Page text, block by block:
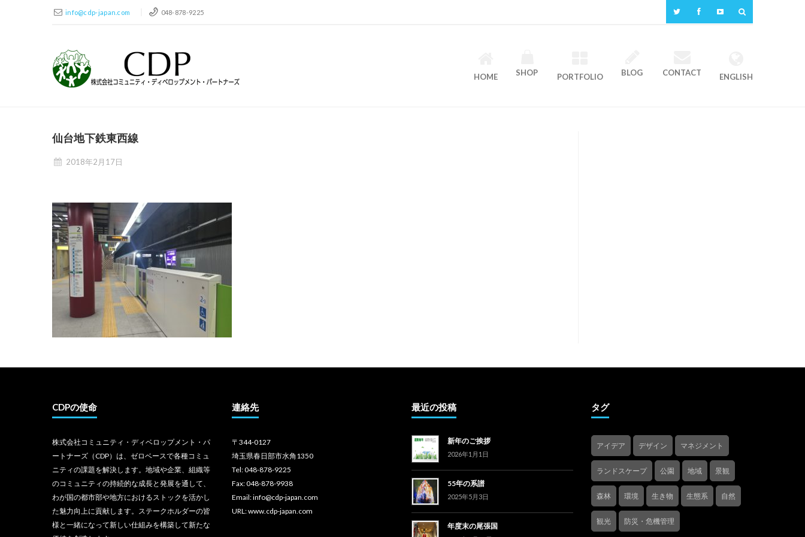
info@cdp-japan.com 048-878-9225
HOME SHOP PORTFOLIO BLOG CONTACT ENGLISH
仙台地下鉄東西線
2018年2月17日
CDPの使命
株式会社コミュニティ・ディベロップメント・パ
ートナーズ（CDP）は、ゼロベースで各種コミュ
ニティの課題を解決します。地域や企業、組織等
のコミュニティの持続的な成長と発展を通して、
わが国の都市部や地方におけるストックを活かし
た魅力向上に貢献します。ステークホルダーの皆
様と一緒になって新しい仕組みを構築して新たな
連絡先
〒344-0127
埼玉県春日部市水角1350
Tel: 048-878-9225
Fax: 048-878-9938
Email: info@cdp-japan.com
URL: www.cdp-japan.com
最近の投稿
新年のご挨拶
2026年1月1日
55年の系譜
2025年5月3日
年度末の尾張国
タグ
アイデア デザイン マネジメント
ランドスケープ 公園 地域 景観
森林 環境 生き物 生態系 自然
観光 防災・危機管理